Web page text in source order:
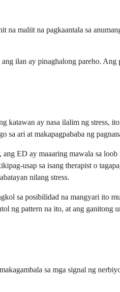
na maliit na pagkaantala sa
ilan ay pinaghalong pareho. Ang
katawan ay nasa ilalim ng stress,
ari at makapagpababa ng
ED ay maaaring mawala sa
usap sa isang therapist o
nilang stress.
sa posibilidad na mangyari ito
ng pattern na ito, at ang ganitong
sa mga signal ng